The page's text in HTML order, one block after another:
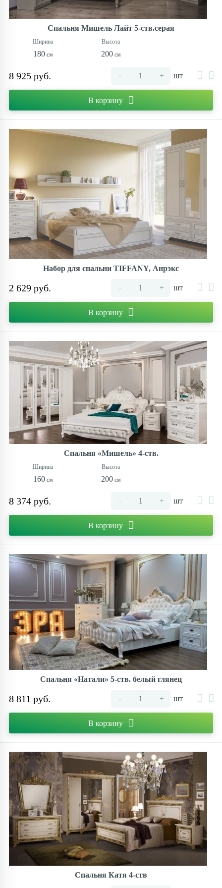
Контакты
Спальня Мишель Лайт 5-ств.серая
180 200
8 925 руб. - + шт
В корзину
Набор для спальни TIFFANY, Анрэкс
2 629 руб. - + шт
В корзину
Спальня «Мишель» 4-ств.
160 200
8 374 руб. - + шт
В корзину
Спальня «Натали» 5-ств. белый глянец
8 811 руб. - + шт
В корзину
Спальня Катя 4-ств